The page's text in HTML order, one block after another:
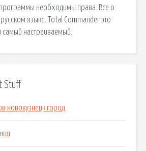
необходимы права. Все о
языке. Total Commander это
настраиваемый.
Stuff
новокузнецк город